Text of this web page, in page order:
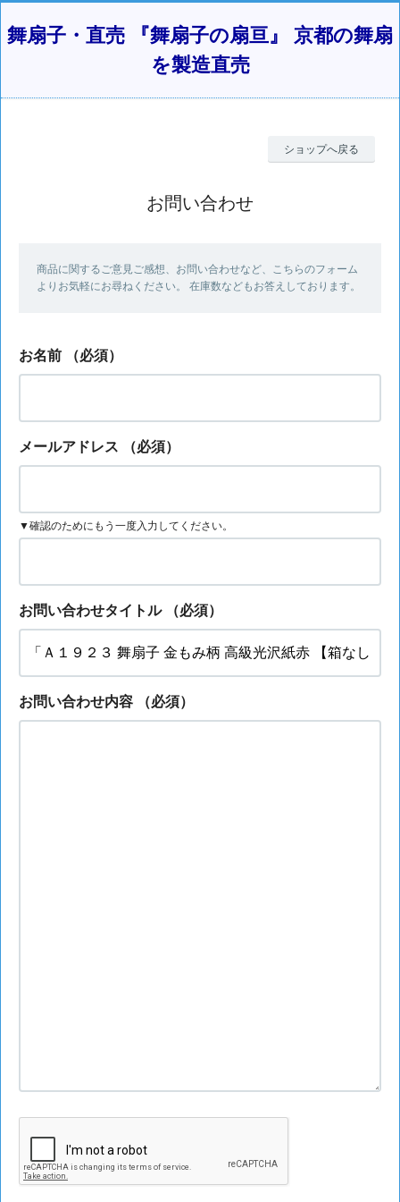
舞扇子・直売 『舞扇子の扇亘』 京都の舞扇
を製造直売
ショップへ戻る
お問い合わせ
商品に関するご意見ご感想、お問い合わせなど、こちらのフォーム
よりお気軽にお尋ねください。 在庫数などもお答えしております。
お名前 （必須）
メールアドレス （必須）
▼確認のためにもう一度入力してください。
お問い合わせタイトル （必須）
お問い合わせ内容 （必須）